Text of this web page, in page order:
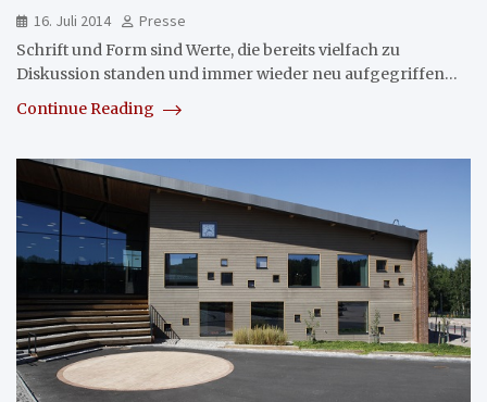
16. Juli 2014
Presse
Schrift und Form sind Werte, die bereits vielfach zu
Diskussion standen und immer wieder neu aufgegriffen…
Continue Reading